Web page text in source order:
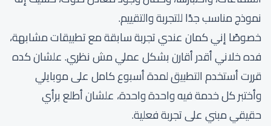
نموذج مناسب جدًا للتجربة والتقييم.
خصوصًا إني كمان عندي تجربة سابقة مع تطبيقات مشابهة،
فده خلاني أقدر أقارن بشكل عملي مش نظري. علشان كده
قررت أستخدم التطبيق لمدة أسبوع كامل على موبايلي
وأختبر كل خدمة فيه واحدة واحدة، علشان أطلع برأي
حقيقي مبني على تجربة فعلية.